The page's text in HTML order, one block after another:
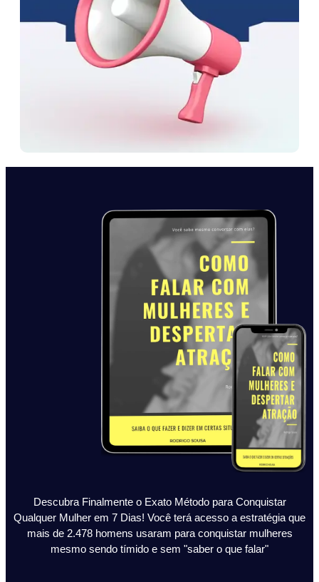
Descubra Finalmente o Exato Método para Conquistar
Qualquer Mulher em 7 Dias! Você terá acesso a estratégia que
mais de 2.478 homens usaram para conquistar mulheres
mesmo sendo tímido e sem "saber o que falar"